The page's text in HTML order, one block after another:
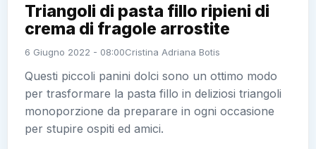
Triangoli di pasta fillo ripieni di
crema di fragole arrostite
6 Giugno 2022 - 08:00Cristina Adriana Botis
Questi piccoli panini dolci sono un ottimo modo
per trasformare la pasta fillo in deliziosi triangoli
monoporzione da preparare in ogni occasione
per stupire ospiti ed amici.